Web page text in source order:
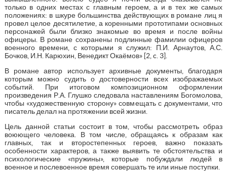
только в одних местах с главным героем, а и в тех же самых
положениях: в шкуре большинства действующих в романе лиц я
провел целое десятилетие, а коренными прототипами основных
персонажей были близко знакомые во время и после войны
офицеры. В романе сохранены подлинные фамилии офицеров
военного времени, с которыми я служил: П.И. Арнаутов, А.С.
Бочков, И.Н. Карюхин, Венедикт Окаёмов» [2, c. 3].
В романе автор использует архивные документы, благодаря
которым можно судить о достоверности всех изображаемых
событий. При итоговом композиционном оформлении
произведения Р.А. Глушко следовала наставлениям Богомолова,
чтобы «художественную сторону» совмещать с документами, что
писатель делал на протяжении всей жизни.
Цель данной статьи состоит в том, чтобы рассмотреть образ
воюющего человека. В том числе, обращаясь к образам как
главных, так и второстепенных героев, важно показать
особенности характеров, а также выявить те обстоятельства и
психологические «пружины», которые побуждали людей в
военное и послевоенное время совершать те или иные поступки.